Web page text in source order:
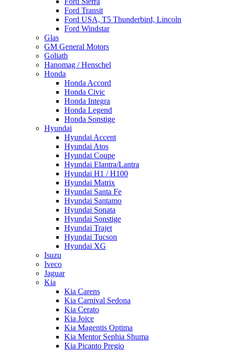
Ford Transit
Ford USA, T5 Thunderbird, Lincoln
Ford Windstar
Glas
GM General Motors
Goliath
Hanomag / Henschel
Honda
Honda Accord
Honda Civic
Honda Integra
Honda Legend
Honda Sonstige
Hyundai
Hyundai Accent
Hyundai Atos
Hyundai Coupe
Hyundai Elantra/Lantra
Hyundai H1 / H100
Hyundai Matrix
Hyundai Santa Fe
Hyundai Santamo
Hyundai Sonata
Hyundai Sonstige
Hyundai Trajet
Hyundai Tucson
Hyundai XG
Isuzu
Iveco
Jaguar
Kia
Kia Carens
Kia Carnival Sedona
Kia Cerato
Kia Joice
Kia Magentis Optima
Kia Mentor Sephia Shuma
Kia Picanto Pregio